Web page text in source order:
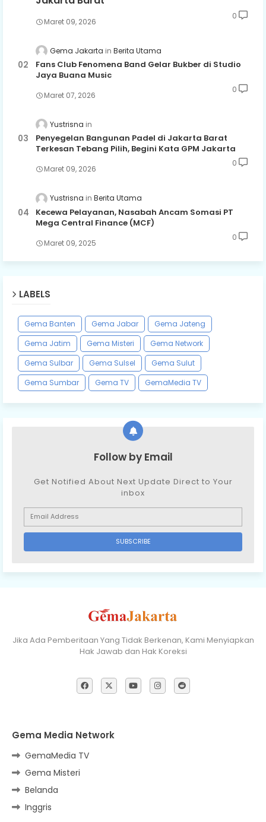
Maret 09, 2026
0
Gema Jakarta Berita Utama
Fans Club Fenomena Band Gelar Bukber di Studio
Jaya Buana Music
Maret 07, 2026
0
Yustrisna
Penyegelan Bangunan Padel di Jakarta Barat
Terkesan Tebang Pilih, Begini Kata GPM Jakarta
Maret 09, 2026
0
Yustrisna Berita Utama
Kecewa Pelayanan, Nasabah Ancam Somasi PT
Mega Central Finance (MCF)
Maret 09, 2025
0
LABELS
Gema Banten Gema Jabar
Gema Jateng
Gema Jatim
Gema Misteri
Gema Network
Gema Sulbar
Gema Sulsel
Gema Sulut
Gema Sumbar
Gema TV GemaMedia TV
Follow by Email
Get Notified About Next Update Direct to Your
inbox
Jika Ada Pemberitaan Yang Tidak Berkenan, Kami Menyiapkan
Hak Jawab dan Hak Koreksi
Gema Media Network
GemaMedia TV
Gema Misteri
Belanda
Inggris